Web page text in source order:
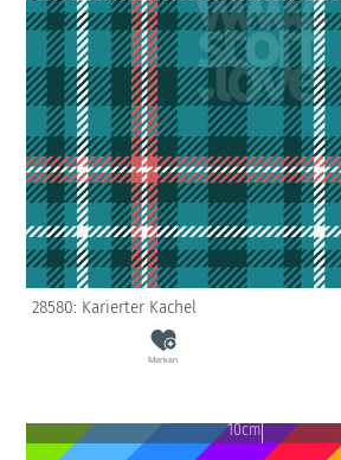
28580: Karierter Kachel
Merken
10cm